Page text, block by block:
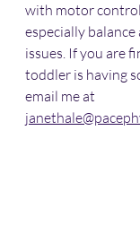
with motor
especially
issues. If you are
toddler is having
email me at